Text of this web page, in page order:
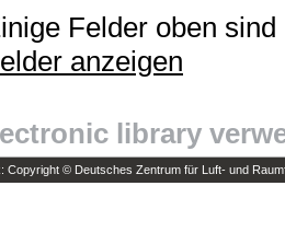
Felder oben
anzeigen
library
Copyright © Deutsches Zentrum für Luft- und